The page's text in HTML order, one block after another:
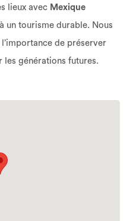
lieux avec Mexique
un tourisme durable. Nous
de préserver
les générations futures.